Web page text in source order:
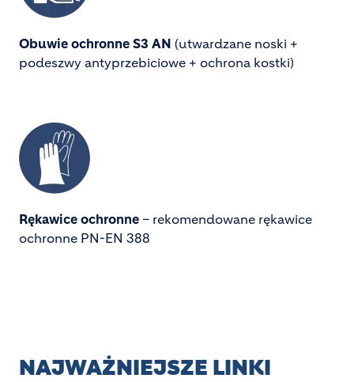
Obuwie ochronne S3 AN (utwardzane noski +
podeszwy antyprzebiciowe + ochrona kostki)
Image
Rękawice ochronne – rekomendowane rękawice
ochronne PN-EN 388
NAJWAŻNIEJSZE LINKI